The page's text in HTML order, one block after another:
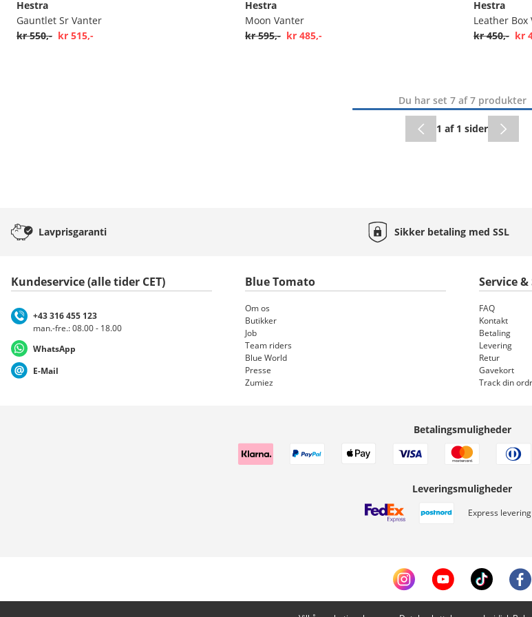
Hestra
Gauntlet Sr Vanter
kr 550,- kr 515,-
Hestra
Moon Vanter
kr 595,- kr 485,-
Hestra
Leather Box
kr 450,- kr
Du har set 7 af 7 produkter
1 af 1 sider
Lavprisgaranti Sikker betaling medSSL
Kundeservice (alle tider CET)
+43 316 455 123
man.-fre.: 08.00 - 18.00
WhatsApp
E-Mail
Blue Tomato
Om os
Butikker
Job
Team riders
Blue World
Presse
Zumiez
Service
FAQ
Kontakt
Betaling
Levering
Retur
Gavekort
Track din
Betalingsmuligheder
Leveringsmuligheder
Express